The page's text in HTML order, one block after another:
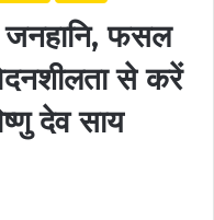
जनहानि, फसल
से करें
देव साय